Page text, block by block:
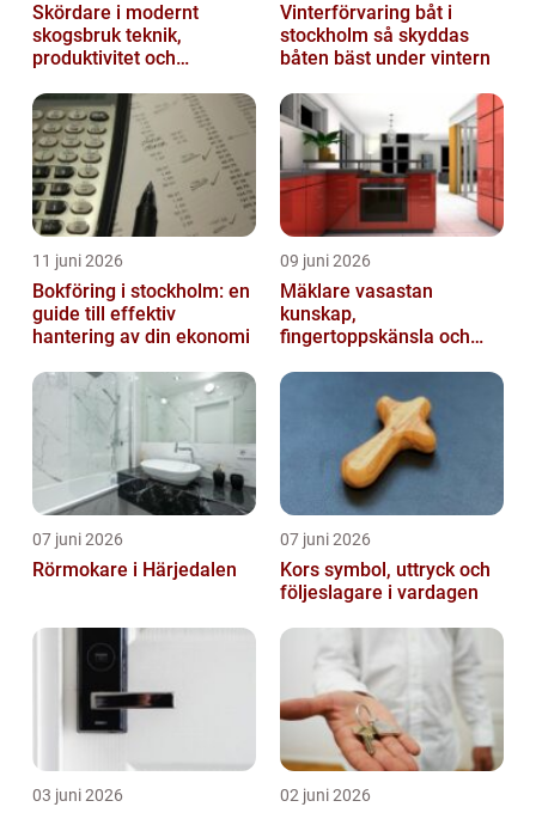
Skördare i modernt
skogsbruk teknik,
produktivitet och
Vinterförvaring båt i
stockholm så skyddas
båten bäst under vintern
11 juni 2026
Bokföring i stockholm: en
guide till effektiv
hantering av din ekonomi
09 juni 2026
Mäklare vasastan
kunskap,
fingertoppskänsla och
07 juni 2026
Rörmokare i Härjedalen
07 juni 2026
Kors symbol, uttryck och
följeslagare i vardagen
03 juni 2026 02 juni 2026